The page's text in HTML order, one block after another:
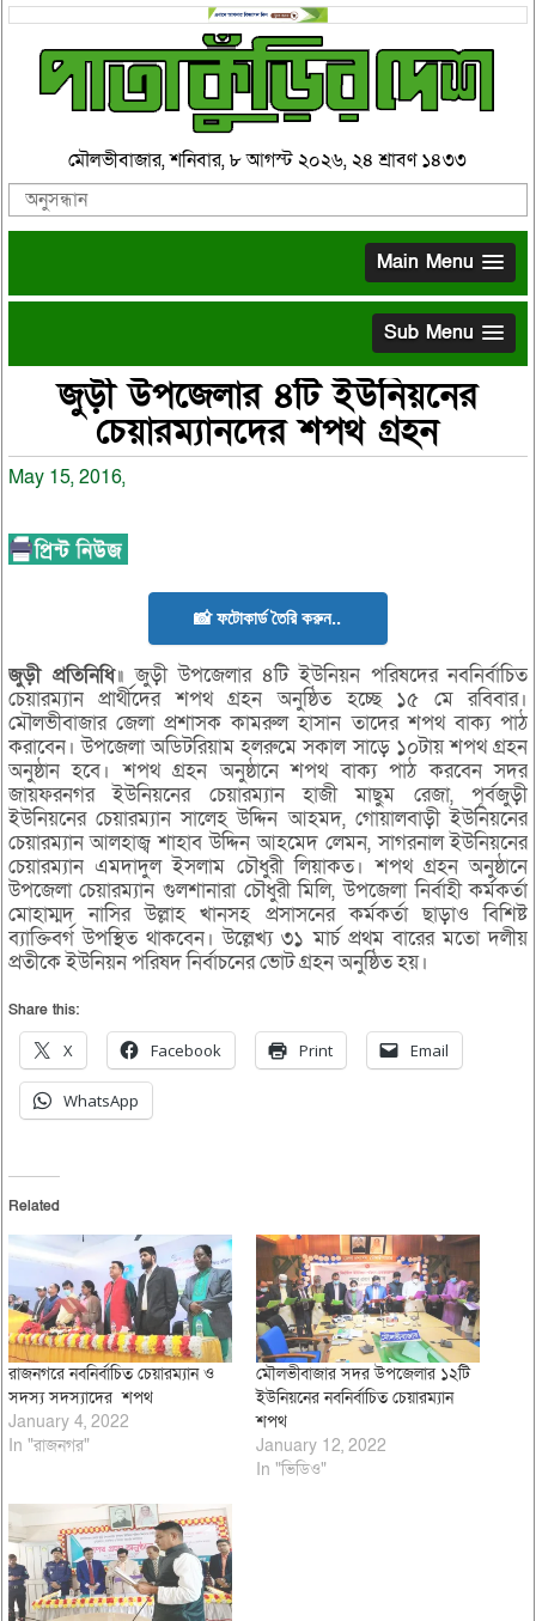
মৌলভীবাজার, শনিবার, ৮ আগস্ট ২০২৬, ২৪ শ্রাবণ ১৪৩৩
Main Menu
Sub Menu
জুড়ী উপজেলার ৪টি ইউনিয়নের
চেয়ারম্যানদের শপথ গ্রহন
May 15, 2016,
📸 ফটোকার্ড তৈরি করুন..
জুড়ী প্রতিনিধি॥ জুড়ী উপজেলার ৪টি ইউনিয়ন পরিষদের নবনির্বাচিত
চেয়ারম্যান প্রার্থীদের শপথ গ্রহন অনুষ্ঠিত হচ্ছে ১৫ মে রবিবার।
মৌলভীবাজার জেলা প্রশাসক কামরুল হাসান তাদের শপথ বাক্য পাঠ
করাবেন। উপজেলা অডিটরিয়াম হলরুমে সকাল সাড়ে ১০টায় শপথ গ্রহন
অনুষ্ঠান হবে। শপথ গ্রহন অনুষ্ঠানে শপথ বাক্য পাঠ করবেন সদর
জায়ফরনগর ইউনিয়নের চেয়ারম্যান হাজী মাছুম রেজা, পূর্বজুড়ী
ইউনিয়নের চেয়ারম্যান সালেহ উদ্দিন আহমদ, গোয়ালবাড়ী ইউনিয়নের
চেয়ারম্যান আলহাজ্ব শাহাব উদ্দিন আহমেদ লেমন, সাগরনাল ইউনিয়নের
চেয়ারম্যান এমদাদুল ইসলাম চৌধুরী লিয়াকত। শপথ গ্রহন অনুষ্ঠানে
উপজেলা চেয়ারম্যান গুলশানারা চৌধুরী মিলি, উপজেলা নির্বাহী কর্মকর্তা
মোহাম্মদ নাসির উল্লাহ খানসহ প্রসাসনের কর্মকর্তা ছাড়াও বিশিষ্ট
ব্যাক্তিবর্গ উপস্থিত থাকবেন। উল্লেখ্য ৩১ মার্চ প্রথম বারের মতো দলীয়
প্রতীকে ইউনিয়ন পরিষদ নির্বাচনের ভোট গ্রহন অনুষ্ঠিত হয়।
Share this:
X Facebook Print Email
WhatsApp
Related
রাজনগরে নবনির্বাচিত চেয়ারম্যান ও
সদস্য সদস্যাদের শপথ
January 4, 2022
In "রাজনগর"
মৌলভীবাজার সদর উপজেলার ১২টি
ইউনিয়নের নবনির্বাচিত চেয়ারম্যান
শপথ
January 12, 2022
In "ভিডিও"